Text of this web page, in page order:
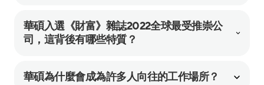
華碩入選《財富》雜誌2022全球最受推崇公
司，這背後有哪些特質？
華碩為什麼會成為許多人向往的工作場所？